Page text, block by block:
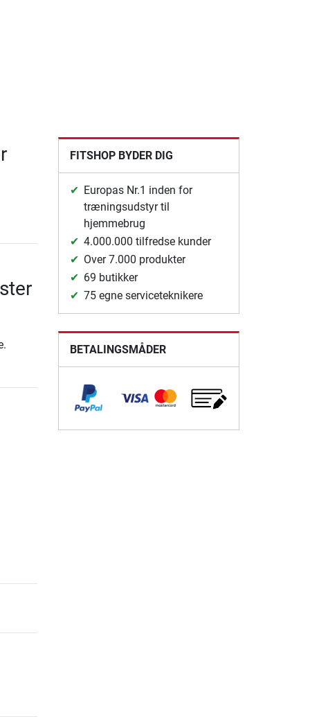
FITSHOP BYDER DIG
Europas Nr.1 inden for
træningsudstyr til
hjemmebrug
4.000.000 tilfredse kunder
Over 7.000 produkter
69 butikker
75 egne serviceteknikere
BETALINGSMÅDER